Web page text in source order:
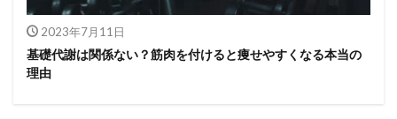
2023年7月11日
基礎代謝は関係ない？筋肉を付けると痩せやすくなる本当の
理由